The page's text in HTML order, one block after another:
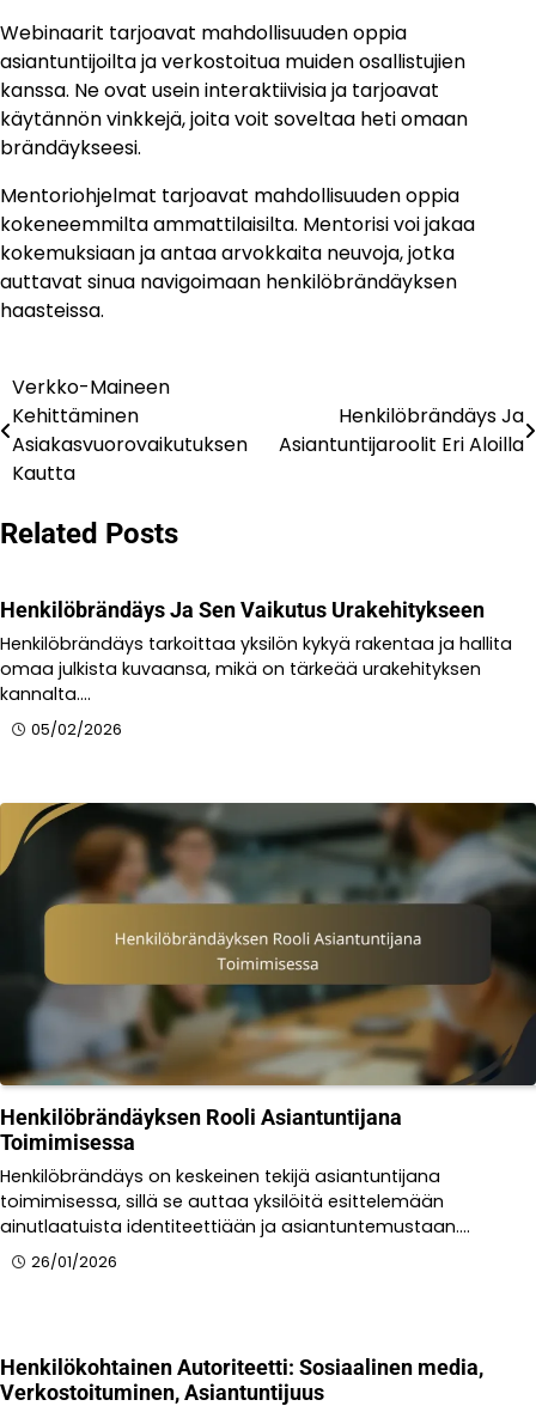
Webinaarit tarjoavat mahdollisuuden oppia
asiantuntijoilta ja verkostoitua muiden osallistujien
kanssa. Ne ovat usein interaktiivisia ja tarjoavat
käytännön vinkkejä, joita voit soveltaa heti omaan
brändäykseesi.
Mentoriohjelmat tarjoavat mahdollisuuden oppia
kokeneemmilta ammattilaisilta. Mentorisi voi jakaa
kokemuksiaan ja antaa arvokkaita neuvoja, jotka
auttavat sinua navigoimaan henkilöbrändäyksen
haasteissa.
Post
navigation
Verkko-Maineen
Kehittäminen
Asiakasvuorovaikutuksen
Kautta
Henkilöbrändäys Ja
Asiantuntijaroolit Eri Aloilla
Related Posts
Henkilöbrändäys Ja Sen Vaikutus Urakehitykseen
Henkilöbrändäys tarkoittaa yksilön kykyä rakentaa ja hallita
omaa julkista kuvaansa, mikä on tärkeää urakehityksen
kannalta.…
05/02/2026
Henkilöbrändäyksen Rooli Asiantuntijana
Toimimisessa
Henkilöbrändäys on keskeinen tekijä asiantuntijana
toimimisessa, sillä se auttaa yksilöitä esittelemään
ainutlaatuista identiteettiään ja asiantuntemustaan.…
26/01/2026
Henkilökohtainen Autoriteetti: Sosiaalinen media,
Verkostoituminen, Asiantuntijuus